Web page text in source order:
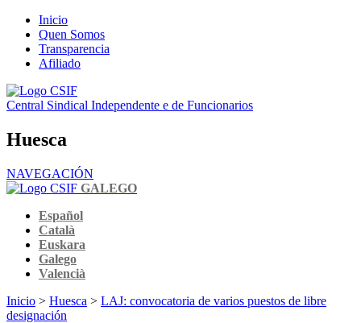
Inicio
Quen Somos
Transparencia
Afiliado
Central Sindical Independente e de Funcionarios
Huesca
NAVEGACIÓN
GALEGO
Español
Català
Euskara
Galego
Valencià
Inicio > Huesca > LAJ: convocatoria de varios puestos de libre
designación